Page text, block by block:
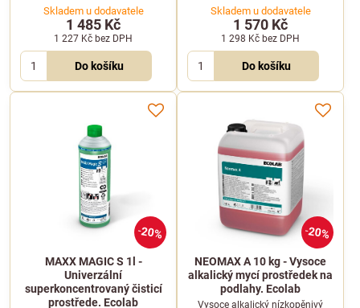
obnovu lesku podlah s nízkou
pěnivostí v balení 5 l.
Skladem u dodavatele
1 485 Kč
1 227 Kč bez DPH
Do košíku
strojové mytí.
Skladem u dodavatele
1 570 Kč
1 298 Kč bez DPH
Do košíku
20%
MAXX MAGIC S 1l -
Univerzální
superkoncentrovaný čisticí
prostřede. Ecolab
20%
NEOMAX A 10 kg - Vysoce
alkalický mycí prostředek na
podlahy. Ecolab
Vysoce alkalický nízkopěnivý